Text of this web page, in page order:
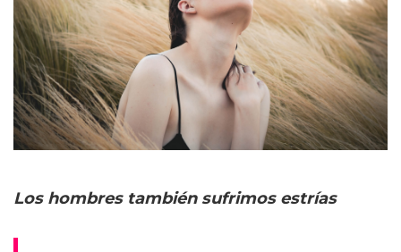
Los hombres también sufrimos estrías